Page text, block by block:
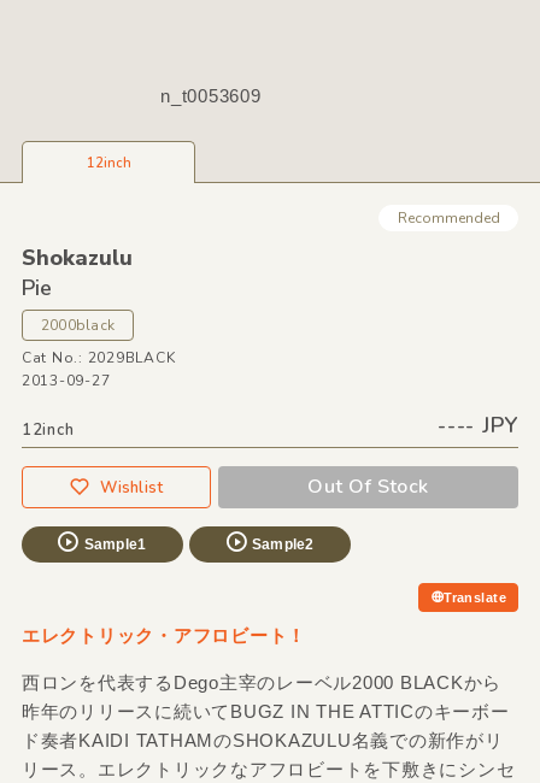
n_t0053609
12inch
Recommended
Shokazulu
Pie
2000black
Cat No.: 2029BLACK
2013-09-27
12inch ---- JPY
Wishlist Out Of Stock
Sample1 Sample2
Translate
エレクトリック・アフロビート！
西ロンを代表するDego主宰のレーベル2000 BLACKから
昨年のリリースに続いてBUGZ IN THE ATTICのキーボー
ド奏者KAIDI TATHAMのSHOKAZULU名義での新作がリ
リース。エレクトリックなアフロビートを下敷きにシンセ